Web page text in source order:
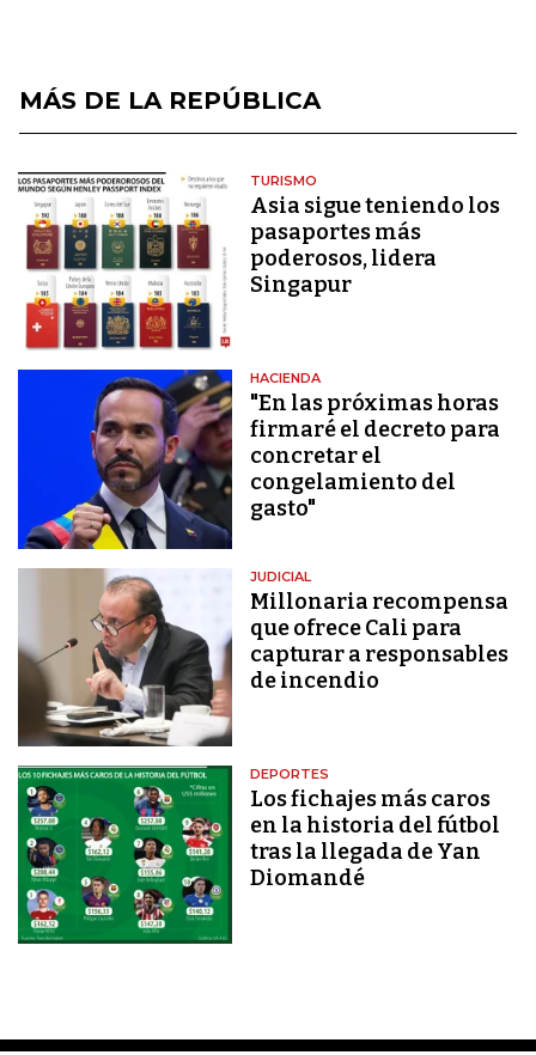
MÁS DE LA REPÚBLICA
TURISMO
Asia sigue teniendo los
pasaportes más
poderosos, lidera
Singapur
HACIENDA
"En las próximas horas
firmaré el decreto para
concretar el
congelamiento del
gasto"
JUDICIAL
Millonaria recompensa
que ofrece Cali para
capturar a responsables
de incendio
DEPORTES
Los fichajes más caros
en la historia del fútbol
tras la llegada de Yan
Diomandé